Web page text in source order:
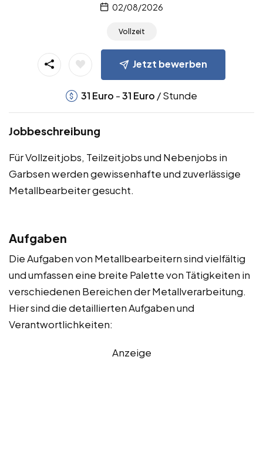
02/08/2026
Vollzeit
Jetzt bewerben
31 Euro -31 Euro / Stunde
Jobbeschreibung
Für Vollzeitjobs, Teilzeitjobs und Nebenjobs in
Garbsen werden gewissenhafte und zuverlässige
Metallbearbeiter gesucht.
Aufgaben
Die Aufgaben von Metallbearbeitern sind vielfältig
und umfassen eine breite Palette von Tätigkeiten in
verschiedenen Bereichen der Metallverarbeitung.
Hier sind die detaillierten Aufgaben und
Verantwortlichkeiten:
Anzeige